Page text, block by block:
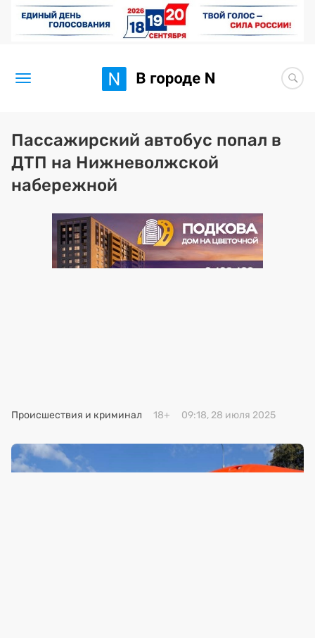
Новости
Статьи
BORЩ
Искусство исцелять
Пассажирский автобус попал в
ДТП на Нижневолжской
набережной
Происшествия и криминал 18+ 09:18, 28 июля 2025